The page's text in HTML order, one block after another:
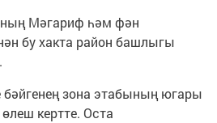
Мәгариф һәм фән
бу хакта район башлыгы
зона этабының югары
кертте. Оста